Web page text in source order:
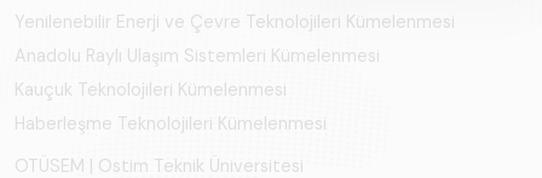
ve Küresel
Perspektif – Sektör
Yenilenebilir Enerji ve Çevre Teknolojileri Kümelenmesi
Anadolu Raylı Ulaşım Sistemleri Kümelenmesi
Kauçuk Teknolojileri Kümelenmesi
Haberleşme Teknolojileri Kümelenmesi
OTÜSEM | Ostim Teknik Üniversitesi